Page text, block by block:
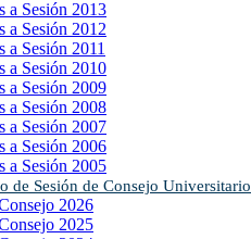
a Sesión 2013
a Sesión 2012
a Sesión 2011
a Sesión 2010
a Sesión 2009
a Sesión 2008
a Sesión 2007
a Sesión 2006
a Sesión 2005
de Sesión de Consejo Universitario
2026
2025